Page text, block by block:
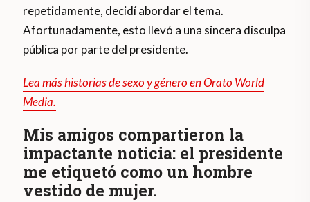
repetidamente, decidí abordar el tema.
Afortunadamente, esto llevó a una sincera disculpa
pública por parte del presidente.
Lea más historias de sexo y género en Orato World
Media.
Mis amigos compartieron la
impactante noticia: el presidente
me etiquetó como un hombre
vestido de mujer.